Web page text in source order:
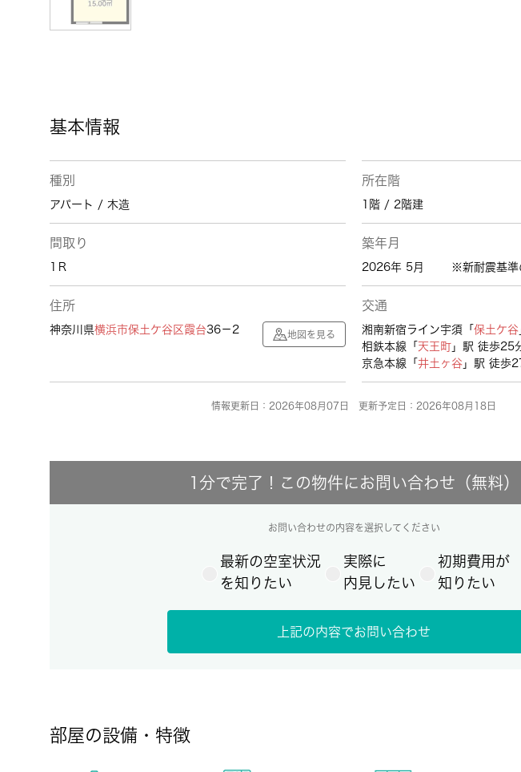
基本情報
種別
アパート / 木造
所在階
1階 / 2階建
間取り
1Ｒ
築年月
2026年 5月 ※新耐震基準
住所
神奈川県横浜市保土ケ谷区 霞台36－2 地図を見る
交通
湘南新宿ライン宇須「 保土ケ谷
相鉄本線「 天王町 」駅 徒歩25
京急本線「 井土ヶ谷 」駅 徒歩
情報更新日：2026年08月07日 更新予定日：2026年08月18日
1分で完了！この物件にお問い合わせ（無料）
お問い合わせの内容を選択してください
最新の空室状況
を知りたい
実際に
内見したい
初期費用が
知りたい
上記の内容でお問い合わせ
部屋の設備・特徴